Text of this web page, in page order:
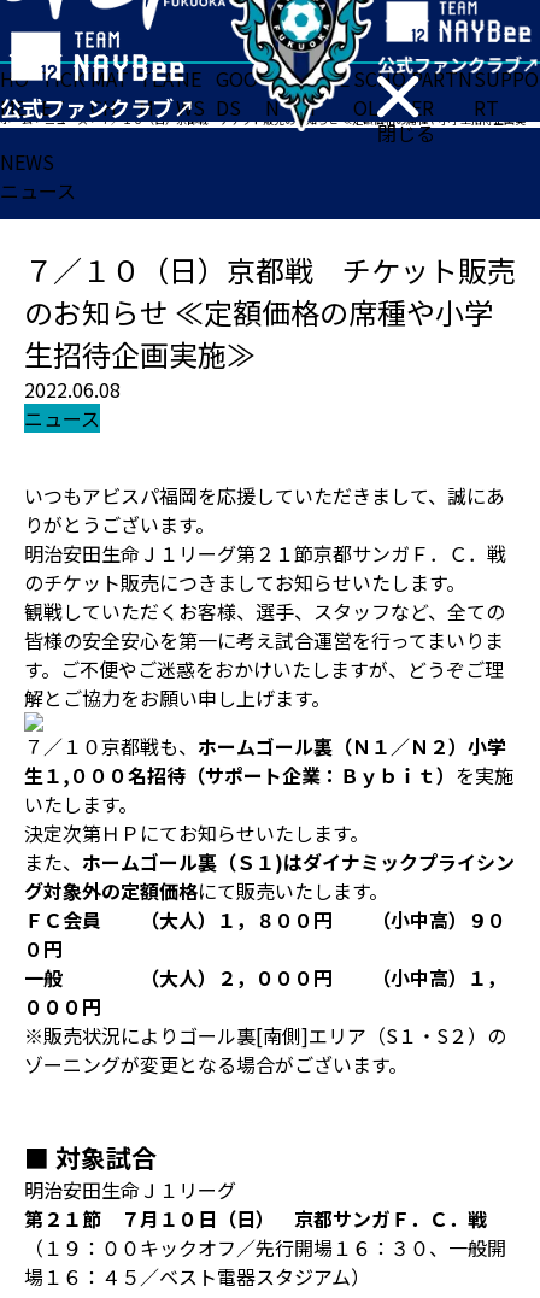
閉じる
HO
ME
TICK
ET
MAT
CH
TEA
M
NE
WS
GOO
DS
FA
N
ACADE
MY
SCHO
OL
PARTN
ER
SUPPO
RT
ホーム>ニュース>７／１０（日）京都戦 チケット販売のお知らせ ≪定額価格の席種や小学生招待企画実施≫
NEWS
ニュース
７／１０（日）京都戦 チケット販売
のお知らせ ≪定額価格の席種や小学
生招待企画実施≫
2022.06.08
ニュース
いつもアビスパ福岡を応援していただきまして、誠にあ
りがとうございます。
明治安田生命Ｊ１リーグ第２１節京都サンガＦ．Ｃ．戦
のチケット販売につきましてお知らせいたします。
観戦していただくお客様、選手、スタッフなど、全ての
皆様の安全安心を第一に考え試合運営を行ってまいりま
す。ご不便やご迷惑をおかけいたしますが、どうぞご理
解とご協力をお願い申し上げます。
７／１０京都戦も、 ホームゴール裏（Ｎ１／Ｎ２）小学
生１,０００名招待（サポート企業：Ｂｙｂｉｔ） を実施
いたします。
決定次第ＨＰにてお知らせいたします。
また、 ホームゴール裏（Ｓ１)はダイナミックプライシン
グ対象外の定額価格にて販売いたします。
ＦＣ会員 （大人）１，８００円 （小中高）９０
０円
一般 （大人）２，０００円 （小中高）１，
０００円
※販売状況によりゴール裏[南側]エリア（S１・S２）の
ゾーニングが変更となる場合がございます。
■ 対象試合
明治安田生命Ｊ１リーグ
第２１節 ７月１０日（日） 京都サンガＦ．Ｃ．戦
（１９：００キックオフ／先行開場１６：３０、一般開
場１６：４５／ベスト電器スタジアム）